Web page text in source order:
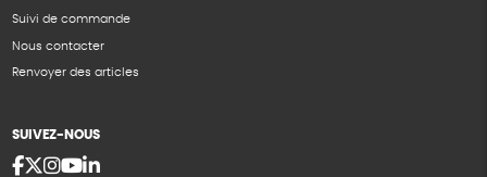
Suivi de commande
Nous contacter
Renvoyer des articles
SUIVEZ-NOUS